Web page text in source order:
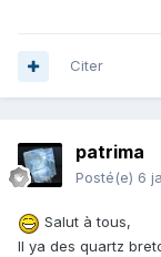
Citer
patrima
Posté(e) 6
Salut à tous,
Il ya des quartz